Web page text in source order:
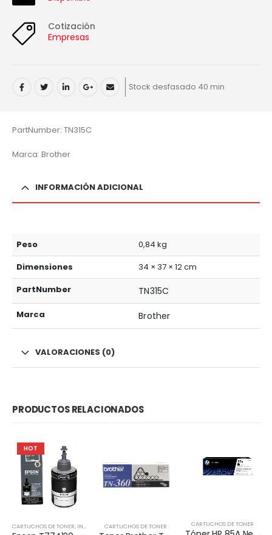
Cotización
Empresas
Stock desfasado 40 min
PartNumber: TN315C
Marca: Brother
INFORMACIÓN ADICIONAL
Peso
0,84 kg
Dimensiones
34 × 37 × 12 cm
PartNumber
TN315C
Marca Brother
VALORACIONES (0)
PRODUCTOS RELACIONADOS
HOT
CARTUCHOS DE TONER, INSUMOS IMPRESORAS CARTUCHOS DE TONER CARTUCHOS DE TONER